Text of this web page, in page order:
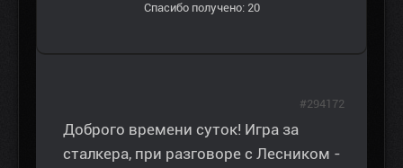
Спасибо получено: 20
Доброго времени суток! Игра за
сталкера, при разговоре с Лесником -
#294172